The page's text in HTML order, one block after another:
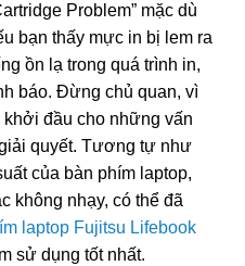
Problem” mặc dù
bạn thấy mực in bị lem ra
ồn lạ trong quá trình in,
báo. Đừng chủ quan, vì
đầu cho những vấn
quyết. Tương tự như
của bàn phím laptop,
không nhạy, có thể đã
laptop Fujitsu Lifebook
sử dụng tốt nhất.